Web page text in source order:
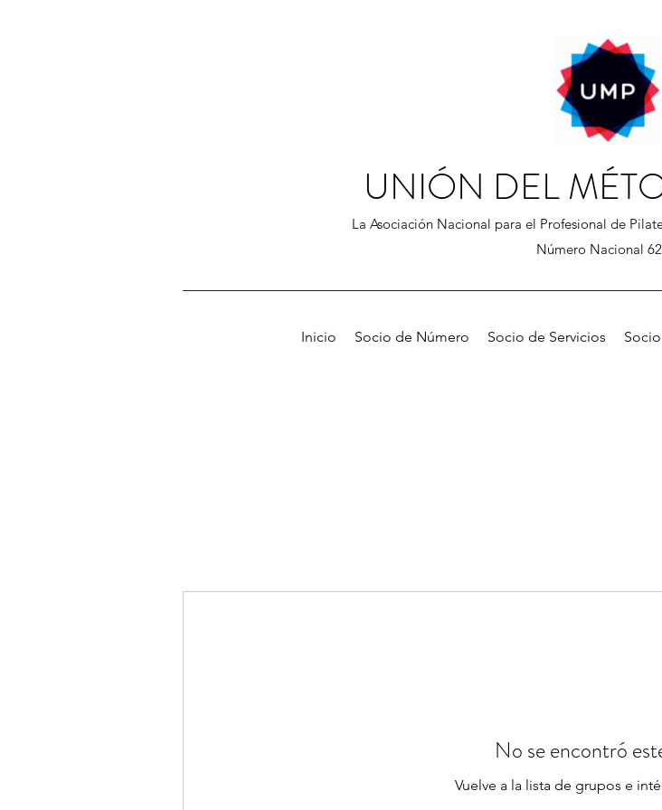
UNIÓN DEL
La Asociación Nacional para el Profesional de
Número Nacional
Inicio Socio de Número Socio de Servicios
No se encontró
Vuelve a la lista de grupos e